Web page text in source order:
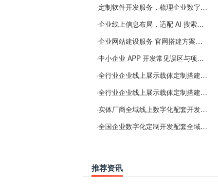
·定制软件开发服务，梳理企业数字化落地常见难点
·企业线上信息布局，适配 AI 搜索需要留意这些要点
·企业网站建设服务 官网搭建方案经验分享
·中小企业 APP 开发常见误区与项目规划实用经验
·全行业企业线上展示载体定制搭建服务
·全行业企业线上展示载体定制搭建服务
·实体厂商全域线上数字化配套开发与地域检索优化服务
·全国企业数字化定制开发配套全域搜索优化服务
推荐资讯